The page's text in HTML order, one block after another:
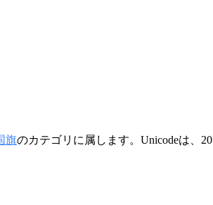
旗のカテゴリに属します。Unicodeは、